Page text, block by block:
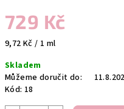
729 Kč
Měrná
9,72 Kč / 1 ml
Skladem
Můžeme doručit do:
Kód: 18